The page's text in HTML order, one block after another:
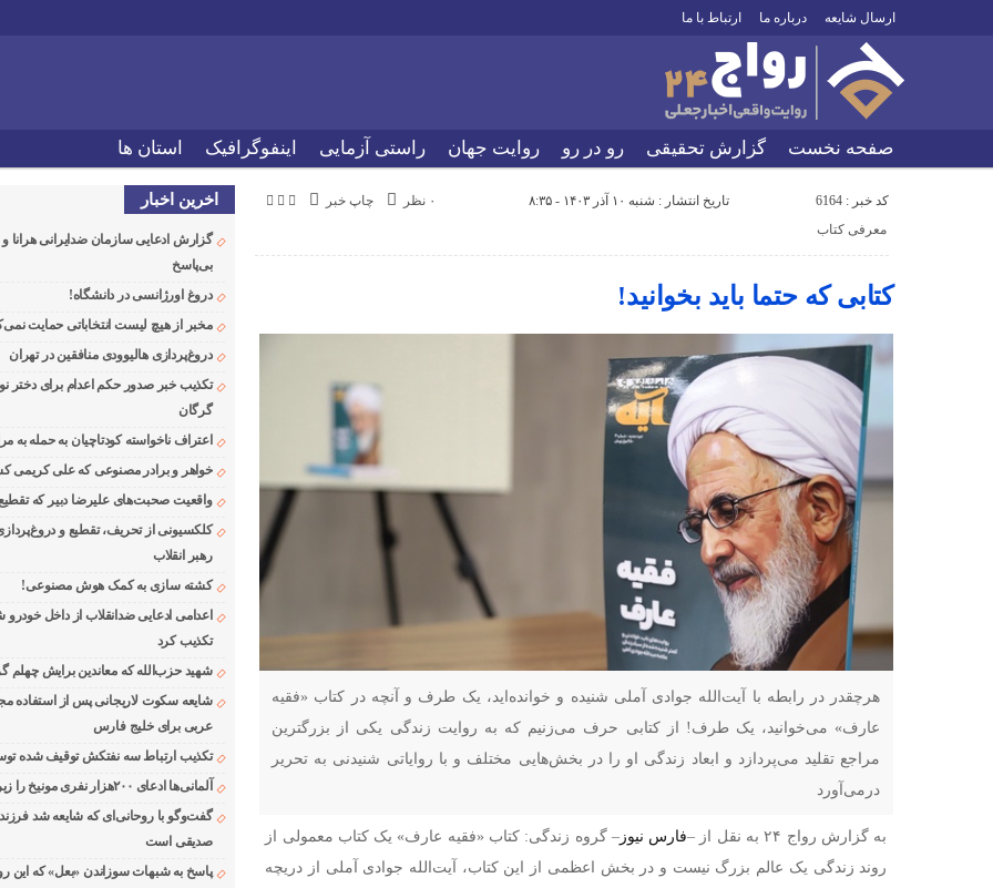
ارسال شایعه درباره ما ارتباط با ما
صفحه نخست گزارش تحقیقی رو در رو روایت جهان راستی آزمایی اینفوگرافیک استان ها
کد خبر : 6164 تاریخ انتشار : شنبه ۱۰ آذر ۱۴۰۳ - ۸:۳۵ چاپ خبر
۰ نظر
معرفی کتاب
کتابی که حتما باید بخوانید!
هرچقدر در رابطه با آیت‌الله جوادی آملی شنیده و خوانده‌اید، یک طرف و آنچه در کتاب «فقیه
عارف» می‌خوانید، یک طرف! از کتابی حرف می‌زنیم که به روایت زندگی یکی از بزرگترین
مراجع تقلید می‌پردازد و ابعاد زندگی او را در بخش‌هایی مختلف و با روایاتی شنیدنی به تحریر
درمی‌آورد
به گزارش رواج ۲۴ به نقل از – فارس نیوز–گروه زندگی: کتاب «فقیه عارف» یک کتاب معمولی از
روند زندگی یک عالم بزرگ نیست و در بخش اعظمی از این کتاب، آیت‌الله جوادی آملی از دریچه
اخرین اخبار
گزارش ادعایی سازمان ضدایرانی
بی‌پاسخ
دروغ اورژانسی در دانشگاه!
مخبر از هیچ لیست انتخاباتی حمایت
دروغ‌پردازی هالیوودی منافقین در تهران
تکذیب خبر صدور حکم اعدام برای دختر
گرگان
اعتراف ناخواسته کودتاچیان به حمله به
خواهر و برادر مصنوعی که علی کریمی
واقعیت صحبت‌های علیرضا دبیر که
کلکسیونی از تحریف، تقطیع و
رهبر انقلاب
کشته سازی به کمک هوش مصنوعی!
اعدامی ادعایی ضدانقلاب از داخل خودرو
تکذیب کرد
شهید حزب‌الله که معاندین برایش چهلم
شایعه سکوت لاریجانی پس از استفاده
عربی برای خلیج فارس
تکذیب ارتباط سه نفتکش توقیف شده
آلمانی‌ها ادعای ۲۰۰هزار نفری مونیخ را زیر سوال بردند
گفت‌وگو با روحانی‌ای که شایعه شد
صدیقی است
پاسخ به شبهات سوزاندن «بعل» که این